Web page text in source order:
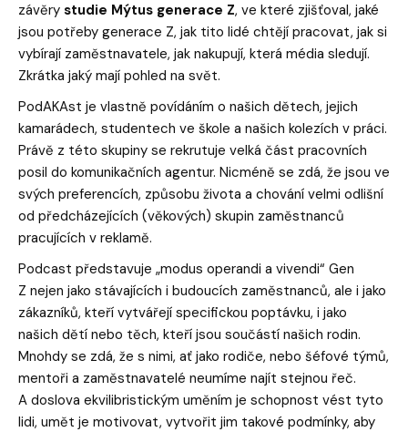
závěry studie Mýtus generace Z, ve které zjišťoval, jaké
jsou potřeby generace Z, jak tito lidé chtějí pracovat, jak si
vybírají zaměstnavatele, jak nakupují, která média sledují.
Zkrátka jaký mají pohled na svět.
PodAKAst je vlastně povídáním o našich dětech, jejich
kamarádech, studentech ve škole a našich kolezích v práci.
Právě z této skupiny se rekrutuje velká část pracovních
posil do komunikačních agentur. Nicméně se zdá, že jsou ve
svých preferencích, způsobu života a chování velmi odlišní
od předcházejících (věkových) skupin zaměstnanců
pracujících v reklamě.
Podcast představuje „modus operandi a vivendi“ Gen
Z nejen jako stávajících i budoucích zaměstnanců, ale i jako
zákazníků, kteří vytvářejí specifickou poptávku, i jako
našich dětí nebo těch, kteří jsou součástí našich rodin.
Mnohdy se zdá, že s nimi, ať jako rodiče, nebo šéfové týmů,
mentoři a zaměstnavatelé neumíme najít stejnou řeč.
A doslova ekvilibristickým uměním je schopnost vést tyto
lidi, umět je motivovat, vytvořit jim takové podmínky, aby